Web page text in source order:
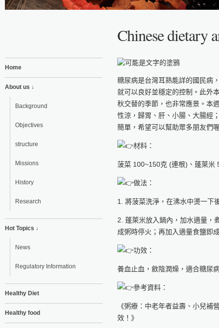
Chinese dietary
Home
About us ↓
Background
Objectives
structure
Missions
History
Research
Hot Topics ↓
News
Regulatory Information
Healthy Diet
Healthy food
糖尿病是台灣耳熟能詳的國民病
就可以良好並穩定的控制。此外
秋交替的季節，也非常應景。本
性涼，歸胃、肝、小腸、大腸經
簡單，希望可以幫助眾多朋友們
材料：
菠菜 100~150克 (連根)、蓬萊米
做法：
1. 將菠菜洗淨，在沸水中燙一下
2. 蓬萊米放入鍋內，加水適量，
成粥時停火；再加入適量食鹽即
功效：
養血止血，斂陰潤燥，適合糖尿
參考資料：
《粥療：中老年者益壽、小兒補
效！》